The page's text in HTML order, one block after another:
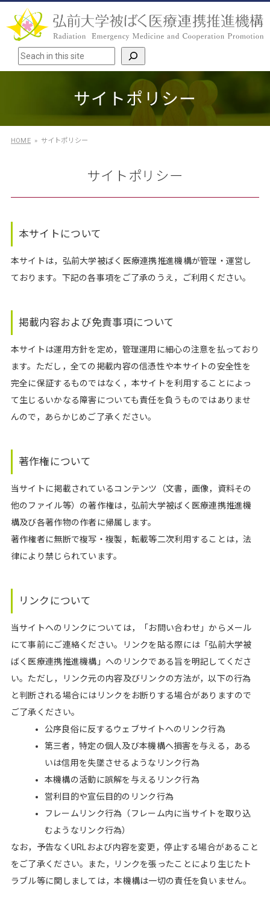
検索
サイトポリシー
HOME サイトポリシー
サイトポリシー
本サイトについて
本サイトは，弘前大学被ばく医療連携推進機構が管理・運営し
ております。下記の各事項をご了承のうえ，ご利用ください。
掲載内容および免責事項について
本サイトは運用方針を定め，管理運用に細心の注意を払っており
ます。ただし，全ての掲載内容の信憑性や本サイトの安全性を
完全に保証するものではなく，本サイトを利用することによっ
て生じるいかなる障害についても責任を負うものではありませ
んので，あらかじめご了承ください。
著作権について
当サイトに掲載されているコンテンツ（文書，画像，資料その
他のファイル等）の著作権は，弘前大学被ばく医療連携推進機
構及び各著作物の作者に帰属します。
著作権者に無断で複写・複製，転載等二次利用することは，法
律により禁じられています。
リンクについて
当サイトへのリンクについては，「お問い合わせ」からメール
にて事前にご連絡ください。リンクを貼る際には「弘前大学被
ばく医療連携推進機構」へのリンクである旨を明記してくださ
い。ただし，リンク元の内容及びリンクの方法が，以下の行為
と判断される場合にはリンクをお断りする場合がありますので
ご了承ください。
公序良俗に反するウェブサイトへのリンク行為
第三者，特定の個人及び本機構へ損害を与える，ある
いは信用を失墜させるようなリンク行為
本機構の活動に誤解を与えるリンク行為
営利目的や宣伝目的のリンク行為
フレームリンク行為（フレーム内に当サイトを取り込
むようなリンク行為）
なお，予告なくURLおよび内容を変更，停止する場合があること
をご了承ください。また，リンクを張ったことにより生じたト
ラブル等に関しましては，本機構は一切の責任を負いません。